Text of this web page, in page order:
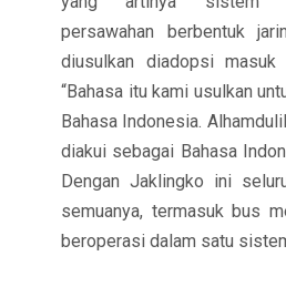
persawahan berbentuk
diusulkan diadopsi masuk
“Bahasa itu kami usulkan
Bahasa Indonesia.
diakui sebagai Bahasa
Dengan Jaklingko ini
semuanya, termasuk bus
beroperasi dalam satu